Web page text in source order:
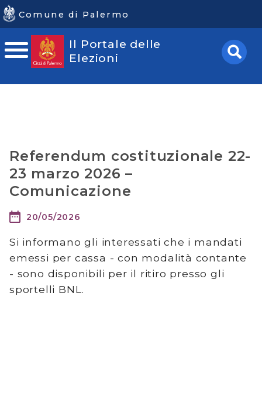
Portale
delle
Elezioni
popolari
costituzionale
2026
Risultati
elettorali
Avvisi
Utilità
Comune di Palermo
Il Portale delle
Elezioni
Referendum costituzionale 22-
23 marzo 2026 –
Comunicazione
20/05/2026
Si informano gli interessati che i mandati
emessi per cassa - con modalità contante
- sono disponibili per il ritiro presso gli
sportelli BNL.